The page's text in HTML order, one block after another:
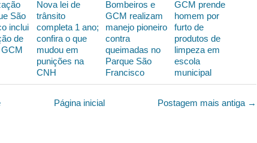
São
inclui
de
Nova lei de
trânsito
completa 1 ano;
confira o que
mudou em
punições na
CNH
Bombeiros e
GCM realizam
manejo pioneiro
contra
queimadas no
Parque São
Francisco
GCM prende
homem por
furto de
produtos de
limpeza em
escola
municipal
Postagem mais antiga →
Página inicial